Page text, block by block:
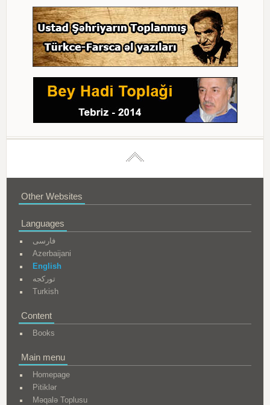
Other Websites
Languages
فارسی
Azerbaijani
English
تورکجه
Turkish
Content
Books
Main menu
Homepage
Pitiklər
Məqalə Toplusu